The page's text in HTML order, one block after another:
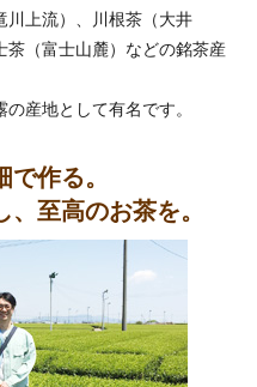
川上流）、川根茶（大井
茶（富士山麓）などの銘茶産
産地として有名です。
作る。
至高のお茶を。